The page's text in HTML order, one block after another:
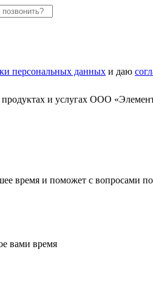
персональных данных и даю
и услугах ООО
время и поможет с вопросами
вами время